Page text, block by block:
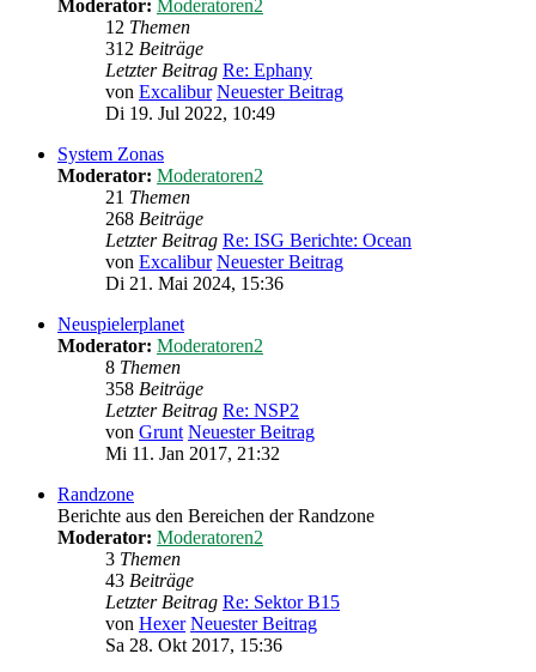
Moderator: Moderatoren2
12 Themen
312 Beiträge
Letzter Beitrag Re: Ephany
von Excalibur Neuester Beitrag
Di 19. Jul 2022, 10:49
System Zonas
Moderator: Moderatoren2
21 Themen
268 Beiträge
Letzter Beitrag Re: ISG Berichte: Ocean
von Excalibur Neuester Beitrag
Di 21. Mai 2024, 15:36
Neuspielerplanet
Moderator: Moderatoren2
8 Themen
358 Beiträge
Letzter Beitrag Re: NSP2
von Grunt Neuester Beitrag
Mi 11. Jan 2017, 21:32
Randzone
Berichte aus den Bereichen der Randzone
Moderator: Moderatoren2
3 Themen
43 Beiträge
Letzter Beitrag Re: Sektor B15
von Hexer Neuester Beitrag
Sa 28. Okt 2017, 15:36